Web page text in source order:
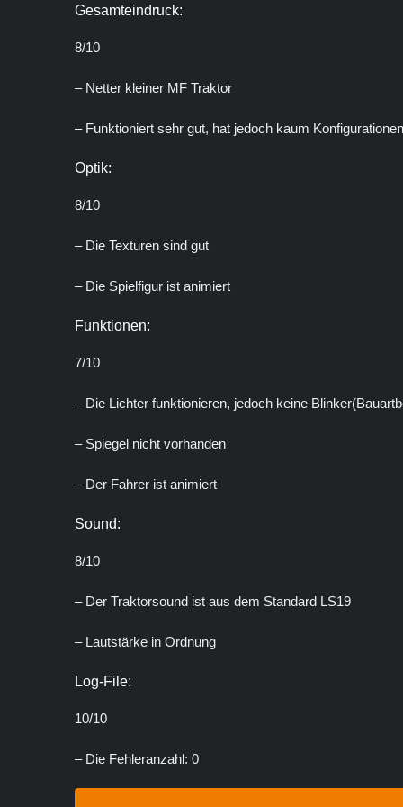
Gesamteindruck:
8/10
– Netter kleiner MF Traktor
– Funktioniert sehr gut, hat jedoch kaum Konfigurationen
Optik:
8/10
– Die Texturen sind gut
– Die Spielfigur ist animiert
Funktionen:
7/10
– Die Lichter funktionieren, jedoch keine
– Spiegel nicht vorhanden
– Der Fahrer ist animiert
Sound:
8/10
– Der Traktorsound ist aus dem Standard LS19
– Lautstärke in Ordnung
Log-File:
10/10
– Die Fehleranzahl: 0